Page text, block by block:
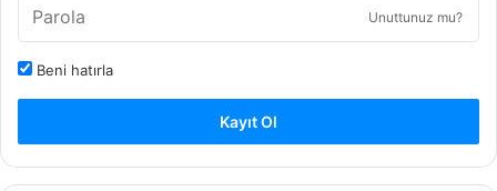
Unuttunuz mu?
Beni hatırla
Kayıt Ol